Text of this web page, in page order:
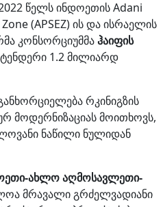
წელს ინდოეთის Adani
(APSEZ) ის და ისრაელის
კონსორციუმმაჰაიფის
ტენდერი 1.2 მილიარდ
რკინიგზის
მოდერნიზაციას მოითხოვს,
ნაწილი ნულიდან
ახლო აღმოსავლეთი-
მრავალი გრძელვადიანი